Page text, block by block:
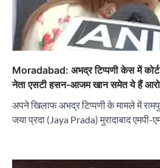
Moradabad: अभद्र टिप्पणी केस में कोर्ट
नेता एसटी हसन-आजम खान समेत ये हैं
अपने खिलाफ अभद्र टिप्पणी के मामले में
जया प्रदा (Jaya Prada) मुरादाबाद एमपी-